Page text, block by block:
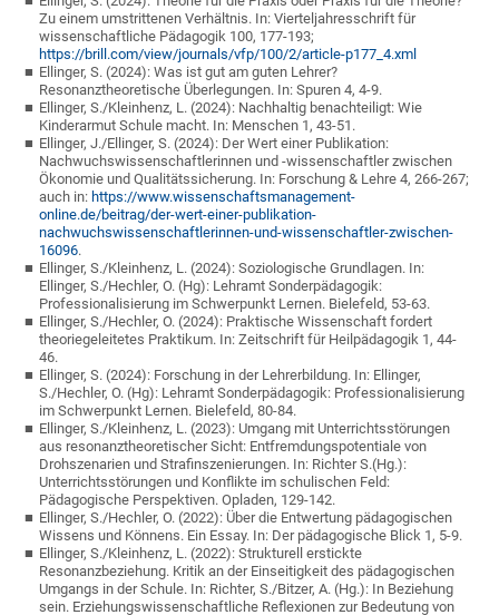
Zu einem umstrittenen Verhältnis. In: Vierteljahresschrift für
wissenschaftliche Pädagogik 100, 177-193;
https://brill.com/view/journals/vfp/100/2/article-p177_4.xml
Ellinger, S. (2024): Was ist gut am guten Lehrer?
Resonanztheoretische Überlegungen. In: Spuren 4, 4-9.
Ellinger, S./Kleinhenz, L. (2024): Nachhaltig benachteiligt: Wie
Kinderarmut Schule macht. In: Menschen 1, 43-51.
Ellinger, J./Ellinger, S. (2024): Der Wert einer Publikation:
Nachwuchswissenschaftlerinnen und -wissenschaftler zwischen
Ökonomie und Qualitätssicherung. In: Forschung & Lehre 4, 266-267;
auch in: https://www.wissenschaftsmanagement-
online.de/beitrag/der-wert-einer-publikation-
nachwuchswissenschaftlerinnen-und-wissenschaftler-zwischen-
16096.
Ellinger, S./Kleinhenz, L. (2024): Soziologische Grundlagen. In:
Ellinger, S./Hechler, O. (Hg): Lehramt Sonderpädagogik:
Professionalisierung im Schwerpunkt Lernen. Bielefeld, 53-63.
Ellinger, S./Hechler, O. (2024): Praktische Wissenschaft fordert
theoriegeleitetes Praktikum. In: Zeitschrift für Heilpädagogik 1, 44-
46.
Ellinger, S. (2024): Forschung in der Lehrerbildung. In: Ellinger,
S./Hechler, O. (Hg): Lehramt Sonderpädagogik: Professionalisierung
im Schwerpunkt Lernen. Bielefeld, 80-84.
Ellinger, S./Kleinhenz, L. (2023): Umgang mit Unterrichtsstörungen
aus resonanztheoretischer Sicht: Entfremdungspotentiale von
Drohszenarien und Strafinszenierungen. In: Richter S.(Hg.):
Unterrichtsstörungen und Konflikte im schulischen Feld:
Pädagogische Perspektiven. Opladen, 129-142.
Ellinger, S./Hechler, O. (2022): Über die Entwertung pädagogischen
Wissens und Könnens. Ein Essay. In: Der pädagogische Blick 1, 5-9.
Ellinger, S./Kleinhenz, L. (2022): Strukturell erstickte
Resonanzbeziehung. Kritik an der Einseitigkeit des pädagogischen
Umgangs in der Schule. In: Richter, S./Bitzer, A. (Hg.): In Beziehung
sein. Erziehungswissenschaftliche Reflexionen zur Bedeutung von